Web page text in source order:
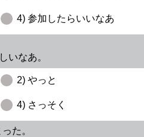
4) 参加したらいいなあ
なあ。
2) やっと
4) さっそく
た。